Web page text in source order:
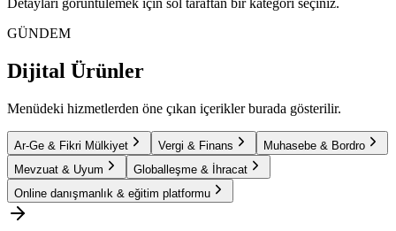
GÜNDEM
Dijital Ürünler
Menüdeki hizmetlerden öne çıkan içerikler burada gösterilir.
Ar-Ge & Fikri Mülkiyet Vergi & Finans
Muhasebe & Bordro
Mevzuat & Uyum
Globalleşme & İhracat
Online danışmanlık & eğitim platformu